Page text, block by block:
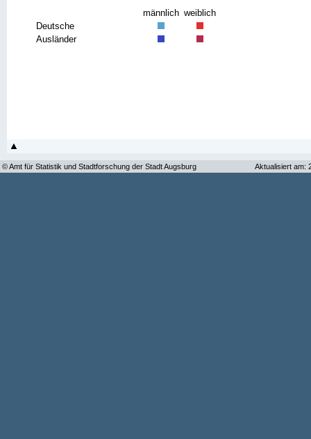
männlich weiblich
Deutsche
Ausländer
© Amt für Statistik und Stadtforschung der Stadt Augsburg Aktualisiert am: